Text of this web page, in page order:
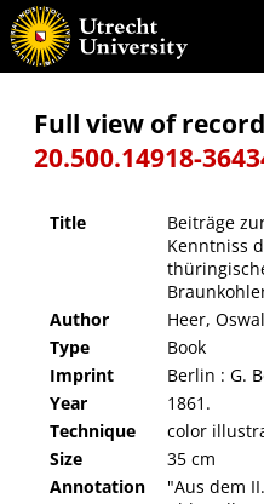
Beiträge zur nähern Kenntniss der
Full view of
20.500.14918-
Title
Beiträge
Kenntniss
Author Heer,
Type
Book
Imprint
Berlin : G.
Year
1861.
Technique
color
Size
35 cm
Annotation
"Aus dem